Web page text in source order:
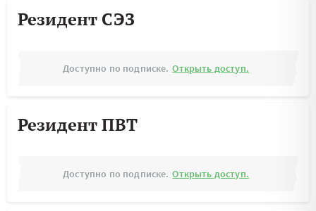
Резидент СЭЗ
Доступно по подписке. Открыть доступ.
Резидент ПВТ
Доступно по подписке. Открыть доступ.